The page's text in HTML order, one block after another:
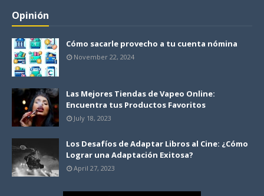
Opinión
Cómo sacarle provecho a tu cuenta nómina
November 22, 2024
Las Mejores Tiendas de Vapeo Online:
Encuentra tus Productos Favoritos
July 18, 2023
Los Desafíos de Adaptar Libros al Cine: ¿Cómo
Lograr una Adaptación Exitosa?
April 27, 2023